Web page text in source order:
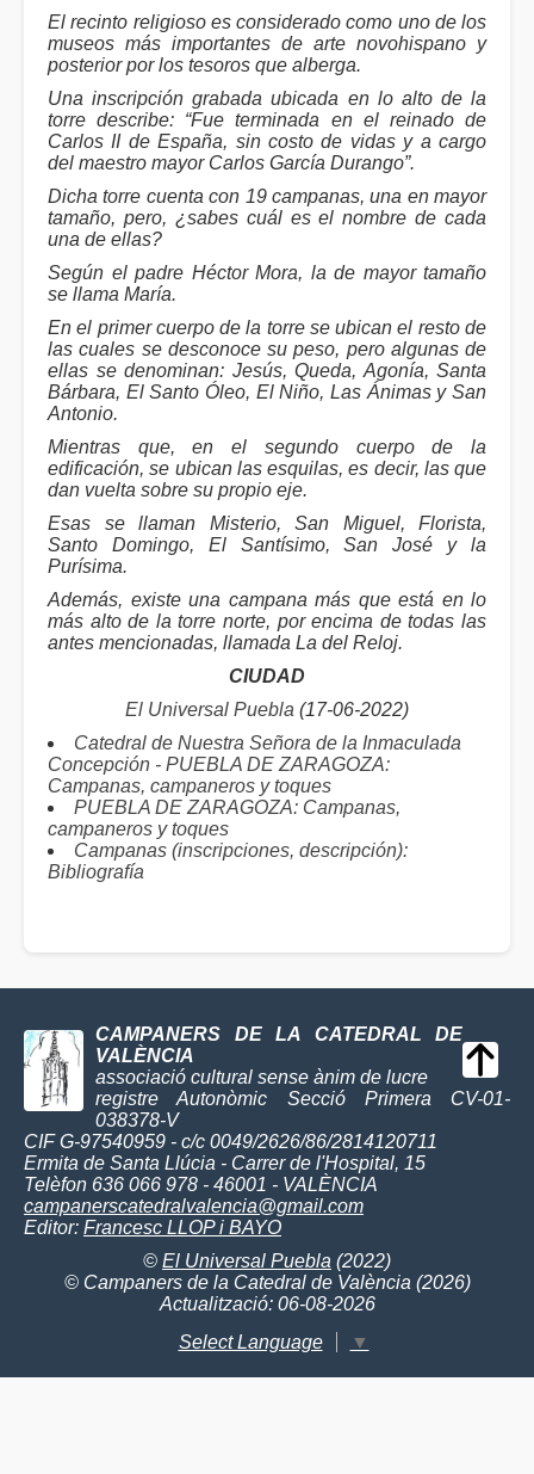
El recinto religioso es considerado como uno de los
museos más importantes de arte novohispano y
posterior por los tesoros que alberga.
Una inscripción grabada ubicada en lo alto de la
torre describe: “Fue terminada en el reinado de
Carlos II de España, sin costo de vidas y a cargo
del maestro mayor Carlos García Durango”.
Dicha torre cuenta con 19 campanas, una en mayor
tamaño, pero, ¿sabes cuál es el nombre de cada
una de ellas?
Según el padre Héctor Mora, la de mayor tamaño
se llama María.
En el primer cuerpo de la torre se ubican el resto de
las cuales se desconoce su peso, pero algunas de
ellas se denominan: Jesús, Queda, Agonía, Santa
Bárbara, El Santo Óleo, El Niño, Las Ánimas y San
Antonio.
Mientras que, en el segundo cuerpo de la
edificación, se ubican las esquilas, es decir, las que
dan vuelta sobre su propio eje.
Esas se llaman Misterio, San Miguel, Florista,
Santo Domingo, El Santísimo, San José y la
Purísima.
Además, existe una campana más que está en lo
más alto de la torre norte, por encima de todas las
antes mencionadas, llamada La del Reloj.
CIUDAD
El Universal Puebla (17-06-2022)
Catedral de Nuestra Señora de la Inmaculada
Concepción - PUEBLA DE ZARAGOZA:
Campanas, campaneros y toques
PUEBLA DE ZARAGOZA: Campanas,
campaneros y toques
Campanas (inscripciones, descripción):
Bibliografía
CAMPANERS DE LA CATEDRAL DE
VALÈNCIA
associació cultural sense ànim de lucre
registre Autonòmic Secció Primera CV-01-
038378-V
CIF G-97540959 - c/c 0049/2626/86/2814120711
Ermita de Santa Llúcia - Carrer de l'Hospital, 15
Telèfon 636 066 978 - 46001 - VALÈNCIA
campanerscatedralvalencia@gmail.com
Editor: Francesc LLOP i BAYO
© El Universal Puebla (2022)
© Campaners de la Catedral de València (2026)
Actualització: 06-08-2026
Select Language
▼